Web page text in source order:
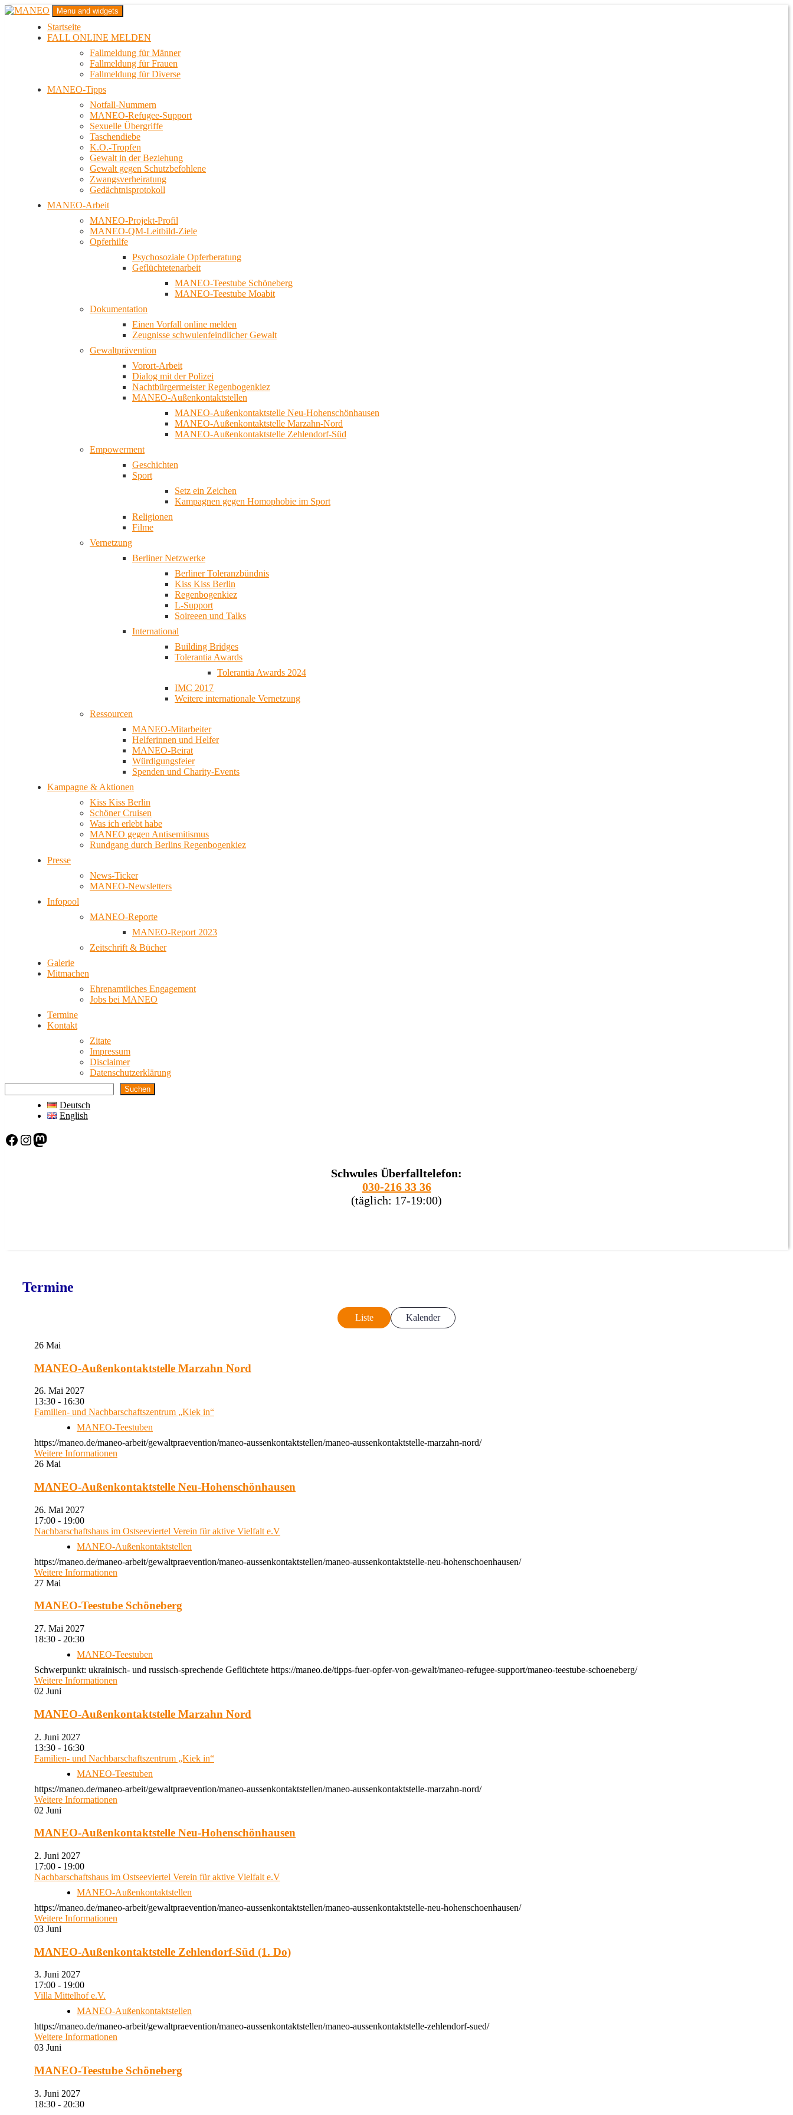
Zum
MANEO
Das schwule Anti-Gewalt-Projekt in Berlin
Menu and widgets
Startseite
FALL ONLINE MELDEN
Fallmeldung für Männer
Fallmeldung für Frauen
Fallmeldung für Diverse
MANEO-Tipps
Notfall-Nummern
MANEO-Refugee-Support
Sexuelle Übergriffe
Taschendiebe
K.O.-Tropfen
Gewalt in der Beziehung
Gewalt gegen Schutzbefohlene
Zwangsverheiratung
Gedächtnisprotokoll
MANEO-Arbeit
MANEO-Projekt-Profil
MANEO-QM-Leitbild-Ziele
Opferhilfe
Psychosoziale Opferberatung
Geflüchtetenarbeit
MANEO-Teestube Schöneberg
MANEO-Teestube Moabit
Dokumentation
Einen Vorfall online melden
Zeugnisse schwulenfeindlicher Gewalt
Gewaltprävention
Vorort-Arbeit
Dialog mit der Polizei
Nachtbürgermeister Regenbogenkiez
MANEO-Außenkontaktstellen
MANEO-Außenkontaktstelle Neu-Hohenschönhausen
MANEO-Außenkontaktstelle Marzahn-Nord
MANEO-Außenkontaktstelle Zehlendorf-Süd
Empowerment
Geschichten
Sport
Setz ein Zeichen
Kampagnen gegen Homophobie im Sport
Religionen
Filme
Vernetzung
Berliner Netzwerke
Berliner Toleranzbündnis
Kiss Kiss Berlin
Regenbogenkiez
L-Support
Soireeen und Talks
International
Building Bridges
Tolerantia Awards
Tolerantia Awards 2024
IMC 2017
Weitere internationale Vernetzung
Ressourcen
MANEO-Mitarbeiter
Helferinnen und Helfer
MANEO-Beirat
Würdigungsfeier
Spenden und Charity-Events
Kampagne & Aktionen
Kiss Kiss Berlin
Schöner Cruisen
Was ich erlebt habe
MANEO gegen Antisemitismus
Rundgang durch Berlins Regenbogenkiez
Presse
News-Ticker
MANEO-Newsletters
Infopool
MANEO-Reporte
MANEO-Report 2023
Zeitschrift & Bücher
Galerie
Mitmachen
Ehrenamtliches Engagement
Jobs bei MANEO
Termine
Kontakt
Zitate
Impressum
Disclaimer
Datenschutzerklärung
Suchen
Deutsch
English
Facebook Instagram Mastodon
Schwules Überfalltelefon:
030-216 33 36
(täglich: 17-19:00)
Termine
Liste Kalender
26 Mai
MANEO-Außenkontaktstelle Marzahn Nord
26. Mai 2027
13:30 - 16:30
Familien- und Nachbarschaftszentrum „Kiek in“
MANEO-Teestuben
https://maneo.de/maneo-arbeit/gewaltpraevention/maneo-aussenkontaktstellen/maneo-aussenkontaktstelle-marzahn-nord/
Weitere Informationen
26 Mai
MANEO-Außenkontaktstelle Neu-Hohenschönhausen
26. Mai 2027
17:00 - 19:00
Nachbarschaftshaus im Ostseeviertel Verein für aktive Vielfalt e.V
MANEO-Außenkontaktstellen
https://maneo.de/maneo-arbeit/gewaltpraevention/maneo-aussenkontaktstellen/maneo-aussenkontaktstelle-neu-hohenschoenhausen/
Weitere Informationen
27 Mai
MANEO-Teestube Schöneberg
27. Mai 2027
18:30 - 20:30
MANEO-Teestuben
Schwerpunkt: ukrainisch- und russisch-sprechende Geflüchtete https://maneo.de/tipps-fuer-opfer-von-gewalt/maneo-refugee-support/maneo-teestube-schoeneberg/
Weitere Informationen
02 Juni
MANEO-Außenkontaktstelle Marzahn Nord
2. Juni 2027
13:30 - 16:30
Familien- und Nachbarschaftszentrum „Kiek in“
MANEO-Teestuben
https://maneo.de/maneo-arbeit/gewaltpraevention/maneo-aussenkontaktstellen/maneo-aussenkontaktstelle-marzahn-nord/
Weitere Informationen
02 Juni
MANEO-Außenkontaktstelle Neu-Hohenschönhausen
2. Juni 2027
17:00 - 19:00
Nachbarschaftshaus im Ostseeviertel Verein für aktive Vielfalt e.V
MANEO-Außenkontaktstellen
https://maneo.de/maneo-arbeit/gewaltpraevention/maneo-aussenkontaktstellen/maneo-aussenkontaktstelle-neu-hohenschoenhausen/
Weitere Informationen
03 Juni
MANEO-Außenkontaktstelle Zehlendorf-Süd (1. Do)
3. Juni 2027
17:00 - 19:00
Villa Mittelhof e.V.
MANEO-Außenkontaktstellen
https://maneo.de/maneo-arbeit/gewaltpraevention/maneo-aussenkontaktstellen/maneo-aussenkontaktstelle-zehlendorf-sued/
Weitere Informationen
03 Juni
MANEO-Teestube Schöneberg
3. Juni 2027
18:30 - 20:30